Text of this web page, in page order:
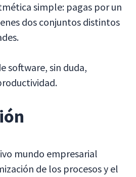
simple: pagas por un
dos conjuntos distintos
software, sin duda,
mundo empresarial
de los procesos y el